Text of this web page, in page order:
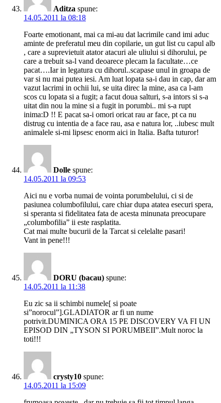
Aditza spune:
14.05.2011 la 08:18
Foarte emotionant, mai ca mi-au dat lacrimile cand imi aduc
aminte de preferatul meu din copilarie, un gut list cu capul alb
, care a suprevietuit atator atacuri ale uliului si dihorului, pe
care a trebuit sa-l vand deoarece plecam la facultate…ce
pacat….Iar in legatura cu dihorul..scapase unul in groapa de
var si nu mai putea iesi. Am luat lopata sa-i dau in cap, dar am
vazut lacrimi in ochii lui, se uita direc la mine, asa ca l-am
scos cu lopata si a fugit; a facut doua salturi, s-a intors si s-a
uitat din nou la mine si a fugit in porumbi.. mi s-a rupt
inima:D !! E pacat sa-i omori oricat rau ar face, pt ca nu
distrug cu intentia de a face rau, asa e natura lor, ..iubesc mult
animalele si-mi lipsesc enorm aici in Italia. Bafta tuturor!
Dolle spune:
14.05.2011 la 09:53
Aici nu e vorba numai de vointa porumbelului, ci si de
pasiunea columbofilului, care chiar dupa atatea esecuri spera,
si speranta si fidelitatea fata de acesta minunata preocupare
„columbofilia” ii este rasplatita.
Cat mai multe bucurii de la Tarcat si celelalte pasari!
Vant in pene!!!
DORU (bacau) spune:
14.05.2011 la 11:38
Eu zic sa ii schimbi numele[ si poate
si”norocul”].GLADIATOR ar fi un nume
potrivit.DUMINICA ORA 15 PE DISCOVERY VA FI UN
EPISOD DIN „TYSON SI PORUMBEII”.Mult noroc la
toti!!!
crysty10 spune:
14.05.2011 la 15:09